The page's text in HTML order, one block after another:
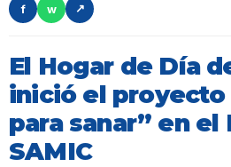
f
w ↗
El Hogar de Día
inició el proyecto
para sanar” en el
SAMIC